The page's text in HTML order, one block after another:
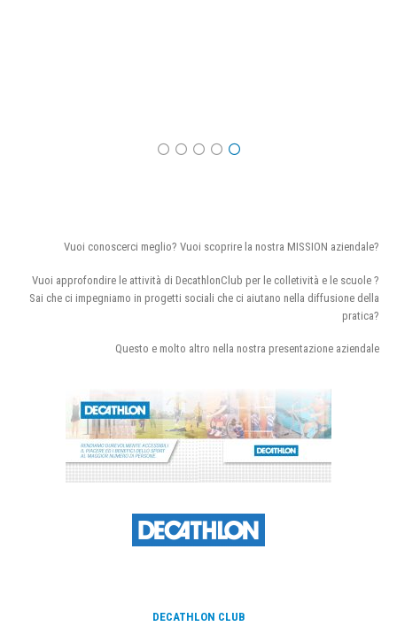
Vuoi conoscerci meglio? Vuoi scoprire la nostra MISSION aziendale?
Vuoi approfondire le attività di DecathlonClub per le colletività e le scuole ?
Sai che ci impegniamo in progetti sociali che ci aiutano nella diffusione della
pratica?
Questo e molto altro nella nostra presentazione aziendale
DECATHLON CLUB